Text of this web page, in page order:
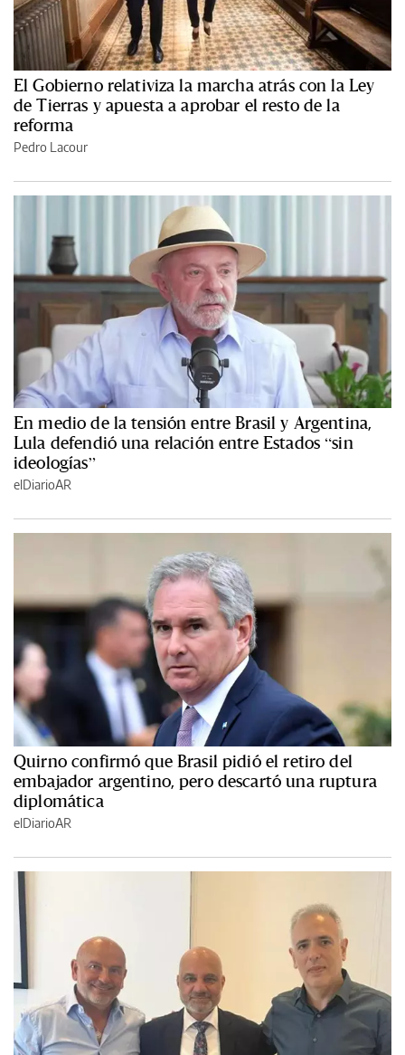
El Gobierno relativiza la marcha atrás con la Ley
de Tierras y apuesta a aprobar el resto de la
reforma
Pedro Lacour
En medio de la tensión entre Brasil y Argentina,
Lula defendió una relación entre Estados “sin
ideologías”
elDiarioAR
Quirno confirmó que Brasil pidió el retiro del
embajador argentino, pero descartó una ruptura
diplomática
elDiarioAR